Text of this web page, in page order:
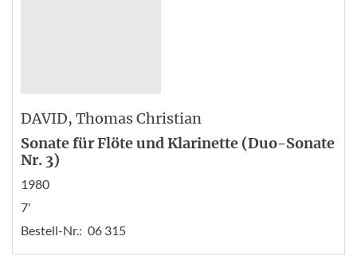
DAVID, Thomas Christian
Sonate für Flöte und Klarinette (Duo-Sonate
Nr. 3)
1980
7'
Bestell-Nr.: 06 315